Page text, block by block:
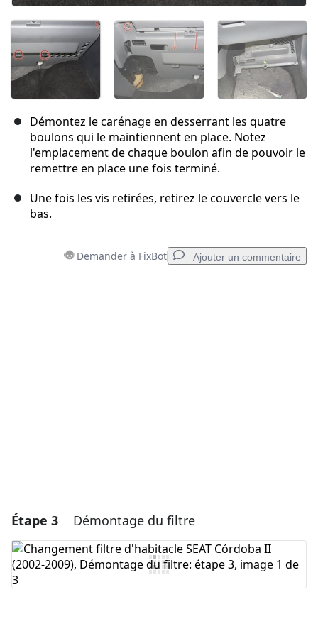
Démontez le carénage en desserrant les quatre
boulons qui le maintiennent en place. Notez
l'emplacement de chaque boulon afin de pouvoir le
remettre en place une fois terminé.
Une fois les vis retirées, retirez le couvercle vers le
bas.
Demander à FixBot Ajouter un commentaire
Étape 3 Démontage du filtre